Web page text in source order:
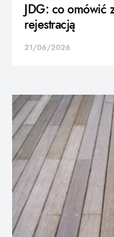
JDG: co omówić
rejestracją
21/06/2026